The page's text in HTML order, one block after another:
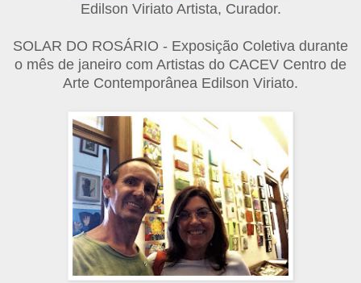
Edilson Viriato Artista, Curador.
SOLAR DO ROSÁRIO - Exposição Coletiva durante
o mês de janeiro com Artistas do CACEV Centro de
Arte Contemporânea Edilson Viriato.